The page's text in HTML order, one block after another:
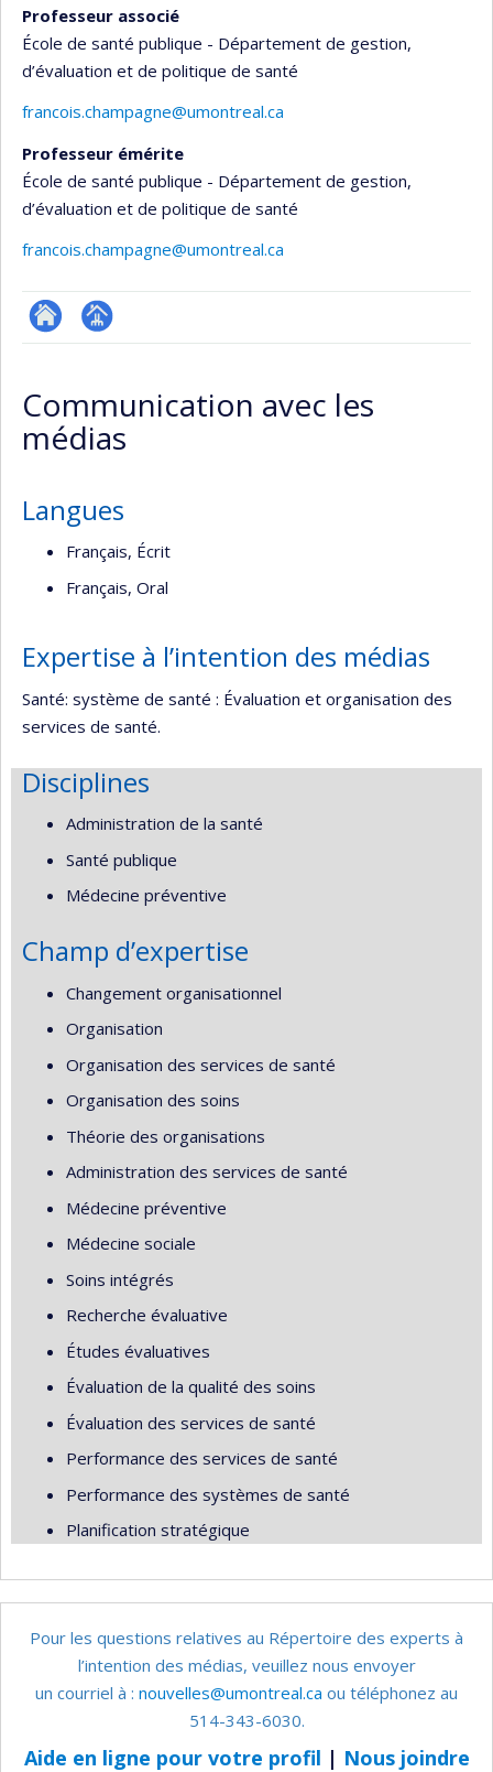
Professeur associé
École de santé publique - Département de gestion,
d’évaluation et de politique de santé
francois.champagne@umontreal.ca
Professeur émérite
École de santé publique - Département de gestion,
d’évaluation et de politique de santé
francois.champagne@umontreal.ca
ResearchGate
Page
(faculté,département,école)
Communication avec les
médias
Langues
Français, Écrit
Français, Oral
Expertise à l’intention des médias
Santé: système de santé : Évaluation et organisation des
services de santé.
Disciplines
Administration de la santé
Santé publique
Médecine préventive
Champ d’expertise
Changement organisationnel
Organisation
Organisation des services de santé
Organisation des soins
Théorie des organisations
Administration des services de santé
Médecine préventive
Médecine sociale
Soins intégrés
Recherche évaluative
Études évaluatives
Évaluation de la qualité des soins
Évaluation des services de santé
Performance des services de santé
Performance des systèmes de santé
Planification stratégique
Pour les questions relatives au Répertoire des experts à
l’intention des médias, veuillez nous envoyer
un courriel à : nouvelles@umontreal.ca ou téléphonez au
514-343-6030.
Aide en ligne pour votre profil | Nous joindre